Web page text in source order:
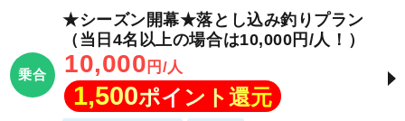
乗合
★シーズン開幕★落とし込み釣りプラン
（当日4名以上の場合は10,000円/人！）
10,000 円/人
1,500ポイント還元